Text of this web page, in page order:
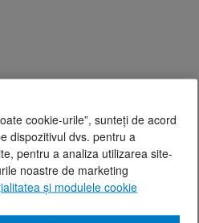
cookie-urile”, sunteți de acord
dispozitivul dvs. pentru a
pentru a analiza utilizarea site-
noastre de marketing
și modulele cookie